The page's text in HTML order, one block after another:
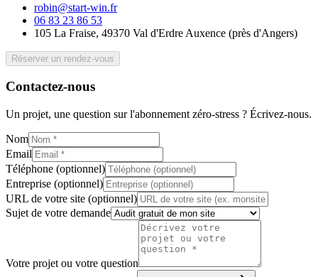
robin@start-win.fr
06 83 23 86 53
105 La Fraise, 49370 Val d'Erdre Auxence (près d'Angers)
Réserver un rendez-vous
Contactez-nous
Un projet, une question sur l'abonnement zéro-stress ? Écrivez-nous.
Nom
Email
Téléphone (optionnel)
Entreprise (optionnel)
URL de votre site (optionnel)
Sujet de votre demande
Votre projet ou votre question